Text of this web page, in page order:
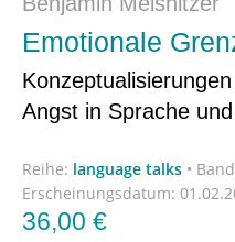
Emotionale
Angst in Sprache
Reihe: language talks •
Erscheinungsdatum:
36,00 €